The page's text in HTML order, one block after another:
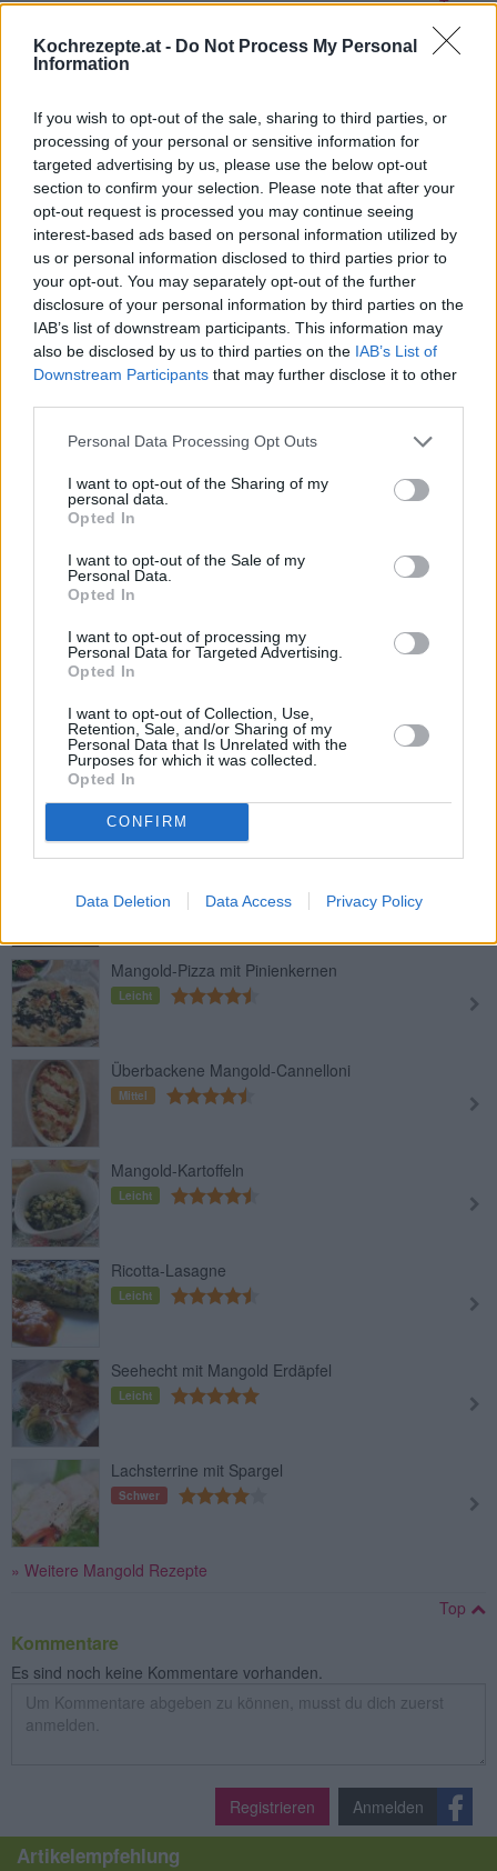
Kochrezepte.at - Do Not Process My Personal
Information
If you wish to opt-out of the sale, sharing to third parties, or
processing of your personal or sensitive information for
targeted advertising by us, please use the below opt-out
section to confirm your selection. Please note that after your
opt-out request is processed you may continue seeing
interest-based ads based on personal information utilized by
us or personal information disclosed to third parties prior to
your opt-out. You may separately opt-out of the further
disclosure of your personal information by third parties on the
IAB’s list of downstream participants. This information may
also be disclosed by us to third parties on the IAB’s List of
Downstream Participants that may further disclose it to other
Personal Data Processing Opt Outs
I want to opt-out of the Sharing of my
personal data.
Opted In
I want to opt-out of the Sale of my
Personal Data.
Opted In
I want to opt-out of processing my
Personal Data for Targeted Advertising.
Opted In
I want to opt-out of Collection, Use,
Retention, Sale, and/or Sharing of my
Personal Data that Is Unrelated with the
Purposes for which it was collected.
Opted In
CONFIRM
Data Deletion Data Access Privacy Policy
Top
Ähnliche Rezepte
Teigtaschen mit Mangold
Mangold-Spinat Suppe
Leicht
Mangoldknödel
Mittel
Mangold Bratlinge
Leicht
Mangold-Quiche
Leicht
Penne-Nudeln mit Mangold
Mangold-Laberl
Leicht
Mangold-Pizza mit Pinienkernen
Leicht
Überbackene Mangold-Cannelloni
Mittel
Mangold-Kartoffeln
Leicht
Ricotta-Lasagne
Leicht
Seehecht mit Mangold Erdäpfel
Leicht
Lachsterrine mit Spargel
Schwer
» Weitere Mangold Rezepte
Top
Kommentare
Es sind noch keine Kommentare vorhanden.
Registrieren Anmelden
Artikelempfehlung